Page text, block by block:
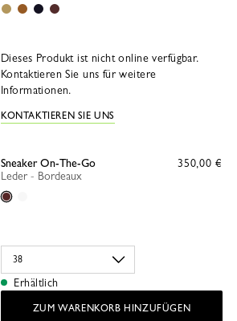
HeuCognac
Schwarz
Bordeaux
Dieses Produkt ist nicht online verfügbar.
Kontaktieren Sie uns für weitere
Informationen.
KONTAKTIEREN SIE UNS
Sneaker On-The-Go
Leder - Bordeaux
Bordeaux
350,00 €
Erhältlich
ZUM WARENKORB HINZUFÜGEN